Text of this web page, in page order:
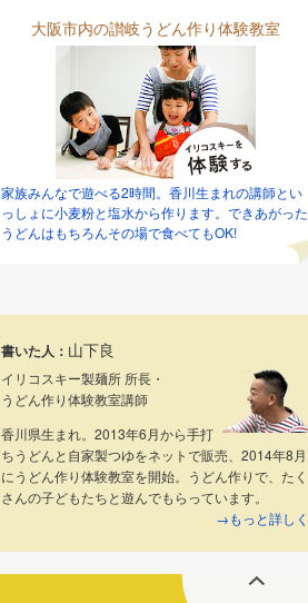
大阪市内の讃岐うどん作り体験教室
家族みんなで遊べる2時間。香川生まれの講師とい
っしょに小麦粉と塩水から作ります。できあがった
うどんはもちろんその場で食べてもOK!
書いた人： 山下良
イリコスキー製麺所 所長・
うどん作り体験教室講師
香川県生まれ。2013年6月から手打
ちうどんと自家製つゆをネットで販売、2014年8月
にうどん作り体験教室を開始。うどん作りで、たく
さんの子どもたちと遊んでもらっています。
→もっと詳しく